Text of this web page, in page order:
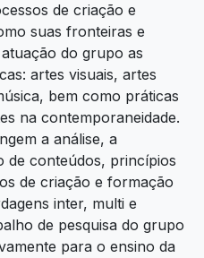
de criação e
suas fronteiras e
do grupo as
artes visuais, artes
bem como práticas
na contemporaneidade.
a análise, a
de conteúdos, princípios
de criação e formação
inter, multi e
de pesquisa do grupo
para o ensino da